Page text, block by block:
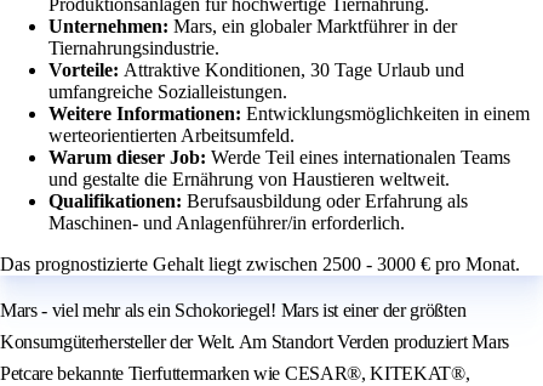
Produktionsanlagen für hochwertige Tiernahrung.
Unternehmen: Mars, ein globaler Marktführer in der
Tiernahrungsindustrie.
Vorteile: Attraktive Konditionen, 30 Tage Urlaub und
umfangreiche Sozialleistungen.
Weitere Informationen: Entwicklungsmöglichkeiten in einem
werteorientierten Arbeitsumfeld.
Warum dieser Job: Werde Teil eines internationalen Teams
und gestalte die Ernährung von Haustieren weltweit.
Qualifikationen: Berufsausbildung oder Erfahrung als
Maschinen- und Anlagenführer/in erforderlich.
Das prognostizierte Gehalt liegt zwischen 2500 - 3000 € pro Monat.
Mars - viel mehr als ein Schokoriegel! Mars ist einer der größten
Konsumgüterhersteller der Welt. Am Standort Verden produziert Mars
Petcare bekannte Tierfuttermarken wie CESAR®, KITEKAT®,